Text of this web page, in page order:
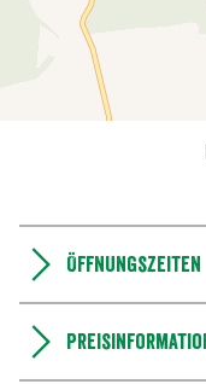
Öffnungszeiten